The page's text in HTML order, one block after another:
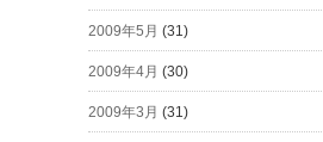
2009年5月 (31)
2009年4月 (30)
2009年3月 (31)